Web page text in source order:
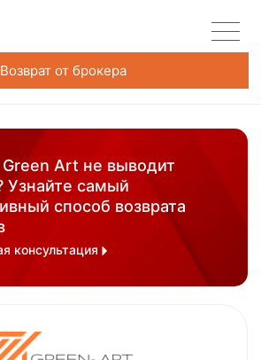
Возврат от брокера
Art не выводит
Узнайте самый
способ возврата
консультация